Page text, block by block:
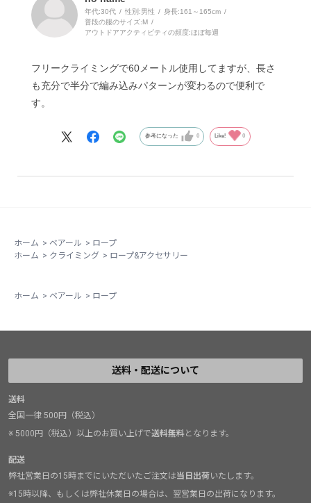
年代:30代 性別:男性 身長:161～165cm
普段の服のサイズ:M
アウトドアアクティビティの頻度:ほぼ毎週
フリークライミングで60メートル使用してますが、長さ
も充分で半分で編み込みパターンが変わるので便利で
す。
参考になった 0 Like! 0
ホーム > ベアール > ロープ
ホーム > クライミング > ロープ&アクセサリー
ホーム > ベアール > ロープ
送料・配送について
送料
全国一律 500円（税込）
※ 5000円（税込）以上のお買い上げで送料無料となります。
配送
弊社営業日の15時までにいただいたご注文は当日出荷いたします。
※15時以降、もしくは弊社休業日の場合は、翌営業日の出荷になります。